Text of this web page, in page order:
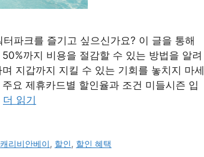
파크를 즐기고 싶으신가요? 이 글을 통해
까지 비용을 절감할 수 있는 방법을 알려
지갑까지 지킬 수 있는 기회를 놓치지 마세
요 제휴카드별 할인율과 조건 미들시즌 입
더 읽기
캐리비안베이, 할인, 할인 혜택